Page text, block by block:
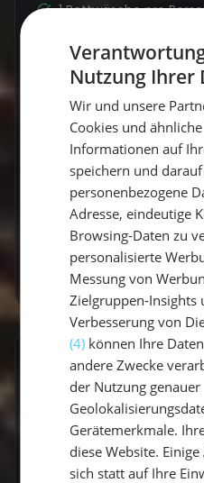
1 Bettwäsche pro
Kabinen
Erfahrener Skipper -
qualifiziert
1 Handtuch pro Person
Dinghi(Beiboot)
Navigationsmittel
Endreinigung der Yacht
Außenborder
Nicht enthalten
Bordkasse 200-300€
Diesel,
Verpflegung des
Bordkasse bezahlt)
Nutzung Ihrer
Wir und unsere
Cookies und
Informationen auf
speichern und
personenbezogene
Adresse, eindeutige
Browsing-Daten zu
personalisierte
Messung von
Zielgruppen-Insights
Verbesserung von
(4) können Ihre
andere Zwecke
der Nutzung genauer
Gerätemerkmale.
diese Website.
sich statt auf Ihre